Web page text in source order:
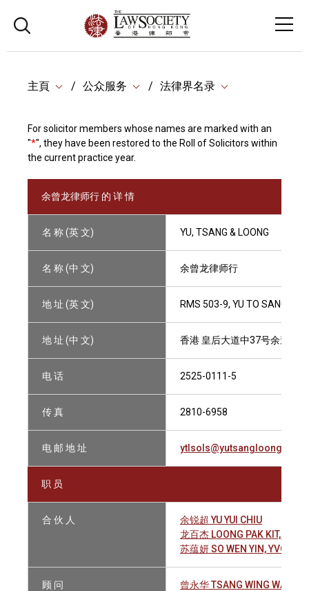
主頁 公众服务 法律界名录
For solicitor members whose names are marked with an
"*", they have been restored to the Roll of Solicitors within
the current practice year.
余曾龙律师行 的 详 情
名 称 (英 文) YU, TSANG & LOONG
名 称 (中 文) 余曾龙律师行
地 址 (英 文) RMS 503-9, YU TO SANG
地 址 (中 文) 香港 皇后大道中37号余道生
电 话 2525-0111-5
传 真 2810-6958
电 邮 地 址
职 员
合 伙 人
余锐超 YU YUI CHIU
龙百杰 LOONG PAK KIT,
苏蕴妍 SO WEN YIN, YVONNE
顾 问 曾永华 TSANG WING WAH